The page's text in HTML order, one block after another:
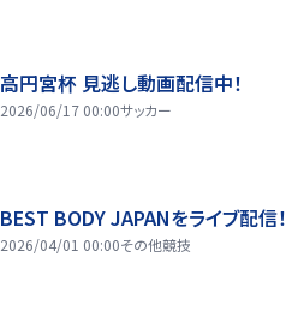
高円宮杯 見逃し動画配信中！
2026/06/17 00:00サッカー
BEST BODY JAPANをライブ配信！
2026/04/01 00:00その他競技